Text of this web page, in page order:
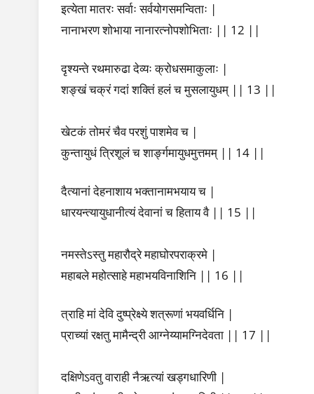
इत्येता मातरः सर्वाः सर्वयोगसमन्विताः |
नानाभरण शोभाया नानारत्नोपशोभिताः || 12 ||
दृश्यन्ते रथमारुढा देव्यः क्रोधसमाकुलाः |
शङ्खं चक्रं गदां शक्तिं हलं च मुसलायुधम् || 13 ||
खेटकं तोमरं चैव परशुं पाशमेव च |
कुन्तायुधं त्रिशूलं च शार्ङ्गमायुधमुत्तमम् || 14 ||
दैत्यानां देहनाशाय भक्तानामभयाय च |
धारयन्त्यायुधानीत्यं देवानां च हिताय वै || 15 ||
नमस्तेऽस्तु महारौद्रे महाघोरपराक्रमे |
महाबले महोत्साहे महाभयविनाशिनि || 16 ||
त्राहि मां देवि दुष्प्रेक्ष्ये शत्रूणां भयवर्धिनि |
प्राच्यां रक्षतु मामैन्द्री आग्नेय्यामग्निदेवता || 17 ||
दक्षिणेऽवतु वाराही नैऋत्यां खड्गधारिणी |